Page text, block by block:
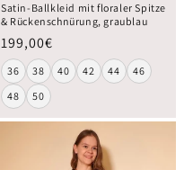
Satin-Ballkleid mit floraler Spitze
& Rückenschnürung, graublau
199,00€
36 38 40 42 44
46
48
50